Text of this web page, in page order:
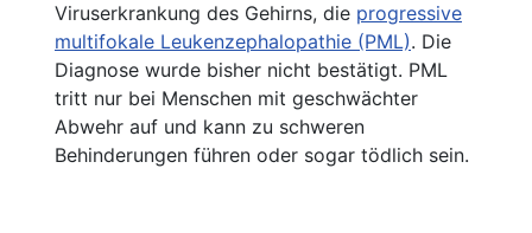
Viruserkrankung des Gehirns, die progressive
multifokale Leukenzephalopathie (PML). Die
Diagnose wurde bisher nicht bestätigt. PML
tritt nur bei Menschen mit geschwächter
Abwehr auf und kann zu schweren
Behinderungen führen oder sogar tödlich sein.